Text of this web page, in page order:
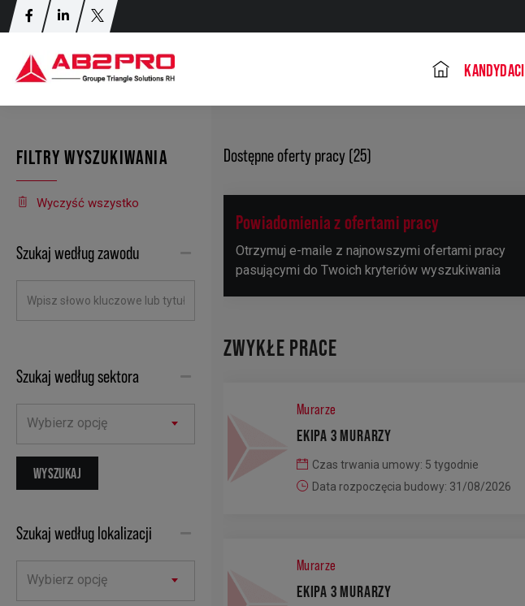
KANDYDACI
FILTRY WYSZUKIWANIA
Wyczyść wszystko
Szukaj według zawodu
Szukaj według sektora
Wybierz opcję
Szukaj według lokalizacji
Wybierz opcję
Dostępne oferty pracy (25)
Powiadomienia z ofertami pracy
Otrzymuj e-maile z najnowszymi ofertami pracy
pasującymi do Twoich kryteriów wyszukiwania
ZWYKŁE PRACE
Murarze
EKIPA 3 MURARZY
Czas trwania umowy: 5 tygodnie
Data rozpoczęcia budowy: 31/08/2026
Murarze
EKIPA 3 MURARZY